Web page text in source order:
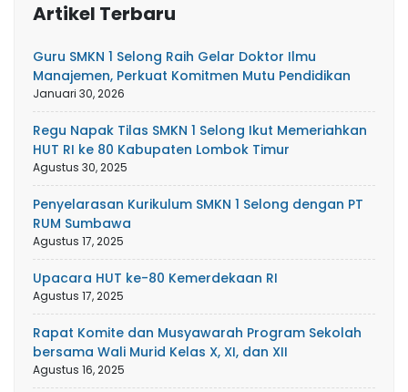
Artikel Terbaru
Guru SMKN 1 Selong Raih Gelar Doktor Ilmu
Manajemen, Perkuat Komitmen Mutu Pendidikan
Januari 30, 2026
Regu Napak Tilas SMKN 1 Selong Ikut Memeriahkan
HUT RI ke 80 Kabupaten Lombok Timur
Agustus 30, 2025
Penyelarasan Kurikulum SMKN 1 Selong dengan PT
RUM Sumbawa
Agustus 17, 2025
Upacara HUT ke-80 Kemerdekaan RI
Agustus 17, 2025
Rapat Komite dan Musyawarah Program Sekolah
bersama Wali Murid Kelas X, XI, dan XII
Agustus 16, 2025